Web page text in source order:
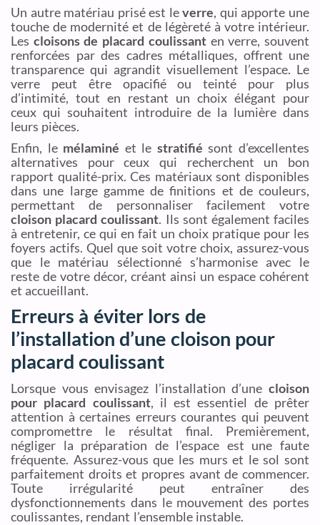
Un autre matériau prisé est leverre, qui apporte une
touche de modernité et de légèreté à votre intérieur.
Les cloisons de placard coulissanten verre, souvent
renforcées par des cadres métalliques, offrent une
transparence qui agrandit visuellement l’espace. Le
verre peut être opacifié ou teinté pour plus
d’intimité, tout en restant un choix élégant pour
ceux qui souhaitent introduire de la lumière dans
leurs pièces.
Enfin, le mélaminé et le stratifié sont d’excellentes
alternatives pour ceux qui recherchent un bon
rapport qualité-prix. Ces matériaux sont disponibles
dans une large gamme de finitions et de couleurs,
permettant de personnaliser facilement votre
cloison placard coulissant. Ils sont également faciles
à entretenir, ce qui en fait un choix pratique pour les
foyers actifs. Quel que soit votre choix, assurez-vous
que le matériau sélectionné s’harmonise avec le
reste de votre décor, créant ainsi un espace cohérent
et accueillant.
Erreurs à éviter lors de
l’installation d’une cloison pour
placard coulissant
Lorsque vous envisagez l’installation d’une cloison
pour placard coulissant, il est essentiel de prêter
attention à certaines erreurs courantes qui peuvent
compromettre le résultat final. Premièrement,
négliger la préparation de l’espace est une faute
fréquente. Assurez-vous que les murs et le sol sont
parfaitement droits et propres avant de commencer.
Toute irrégularité peut entraîner des
dysfonctionnements dans le mouvement des portes
coulissantes, rendant l’ensemble instable.